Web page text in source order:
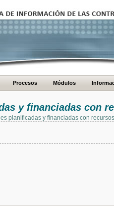
Procesos Módulos
y financiadas con
planificadas y financiadas con